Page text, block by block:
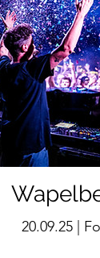
20.09.25 |